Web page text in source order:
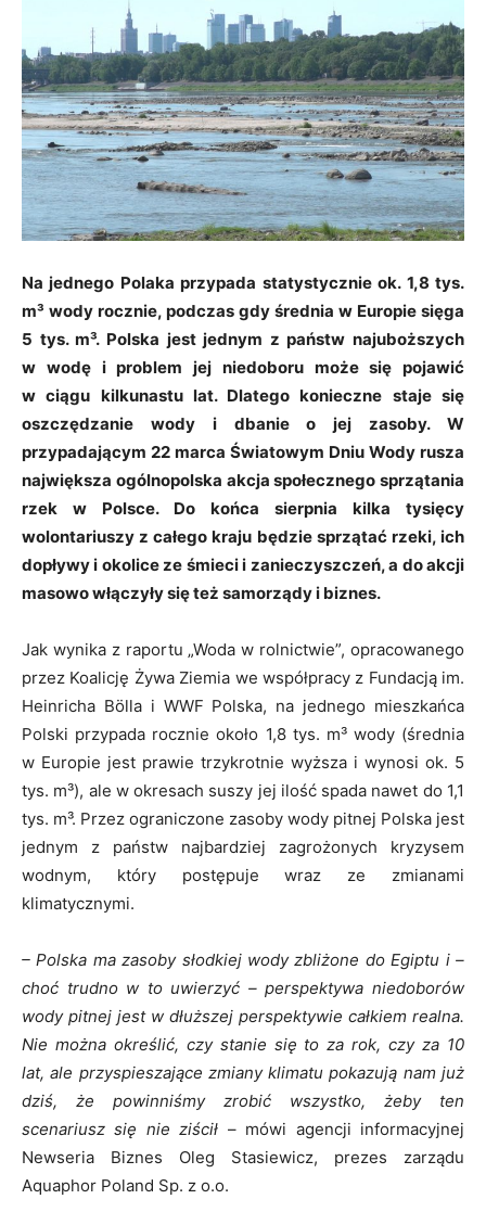
Na jednego Polaka przypada statystycznie ok. 1,8 tys.
m³ wody rocznie, podczas gdy średnia w Europie sięga
5 tys. m³. Polska jest jednym z państw najuboższych
w wodę i problem jej niedoboru może się pojawić
w ciągu kilkunastu lat. Dlatego konieczne staje się
oszczędzanie wody i dbanie o jej zasoby. W
przypadającym 22 marca Światowym Dniu Wody rusza
największa ogólnopolska akcja społecznego sprzątania
rzek w Polsce. Do końca sierpnia kilka tysięcy
wolontariuszy z całego kraju będzie sprzątać rzeki, ich
dopływy i okolice ze śmieci i zanieczyszczeń, a do akcji
masowo włączyły się też samorządy i biznes.
Jak wynika z raportu „Woda w rolnictwie”, opracowanego
przez Koalicję Żywa Ziemia we współpracy z Fundacją im.
Heinricha Bölla i WWF Polska, na jednego mieszkańca
Polski przypada rocznie około 1,8 tys. m³ wody (średnia
w Europie jest prawie trzykrotnie wyższa i wynosi ok. 5
tys. m³), ale w okresach suszy jej ilość spada nawet do 1,1
tys. m³. Przez ograniczone zasoby wody pitnej Polska jest
jednym z państw najbardziej zagrożonych kryzysem
wodnym, który postępuje wraz ze zmianami
klimatycznymi.
– Polska ma zasoby słodkiej wody zbliżone do Egiptu i –
choć trudno w to uwierzyć – perspektywa niedoborów
wody pitnej jest w dłuższej perspektywie całkiem realna.
Nie można określić, czy stanie się to za rok, czy za 10
lat, ale przyspieszające zmiany klimatu pokazują nam już
dziś, że powinniśmy zrobić wszystko, żeby ten
scenariusz się nie ziścił – mówi agencji informacyjnej
Newseria Biznes Oleg Stasiewicz, prezes zarządu
Aquaphor Poland Sp. z o.o.